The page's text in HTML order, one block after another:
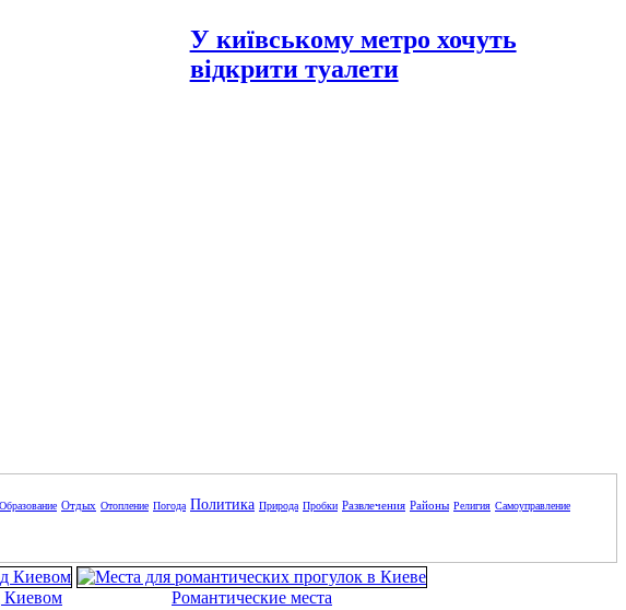
У київському метро хочуть
відкрити туалети
Образование Отдых Отопление Погода Политика Природа Пробки Развлечения Районы Религия Самоуправление
Киевом Романтические места